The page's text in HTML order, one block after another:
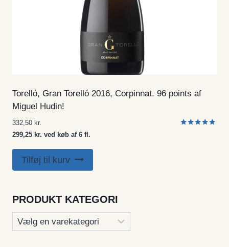
Torelló, Gran Torelló 2016, Corpinnat. 96 points af
Miguel Hudin!
332,50 kr.
299,25 kr. ved køb af 6 fl.
Tilføj til kurv
PRODUKT KATEGORI